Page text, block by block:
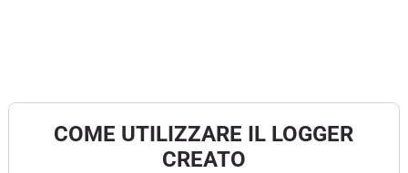
COME UTILIZZARE IL LOGGER
CREATO